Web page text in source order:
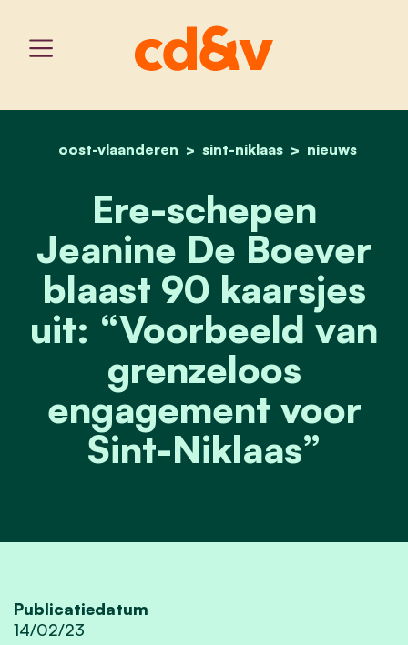
home
oost-vlaanderen sint-niklaas nieuws
ere-schepen jeanine de
Ere-schepen
Jeanine De Boever
blaast 90 kaarsjes
uit: “Voorbeeld van
grenzeloos
engagement voor
Sint-Niklaas”
Publicatiedatum
14/02/23